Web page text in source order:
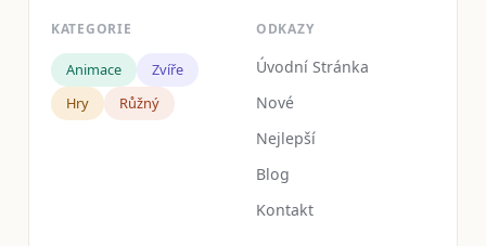
KATEGORIE
Animace
Zvíře
Hry
Růžný
ODKAZY
Úvodní Stránka
Nové
Nejlepší
Blog
Kontakt